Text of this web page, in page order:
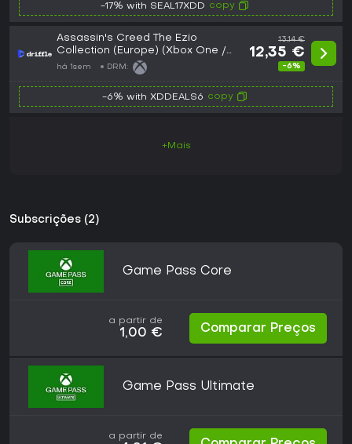
-17% with SEAL17XDD copy
Assassin's Creed The Ezio
Collection (Europe) (Xbox One /
Xbox Series X|S) - Xbox Live -
há 1sem DRM:
13,14 €
12,35 €
-6%
-6% with XDDEALS6 copy
+Mais
Subscrições (2)
Game Pass Core
a partir de
1,00 € Comparar Preços
Game Pass Ultimate
a partir de